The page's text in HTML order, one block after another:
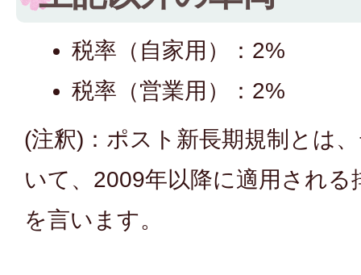
税率（自家用）：2%
税率（営業用）：2%
(注釈)：ポスト新長期規制とは
いて、2009年以降に適用され
を言います。